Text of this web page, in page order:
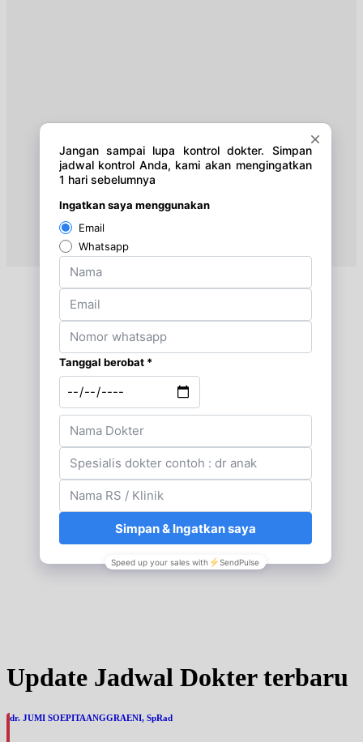
Update Jadwal Dokter terbaru
dr. JUMI SOEPITAANGGRAENI, SpRad